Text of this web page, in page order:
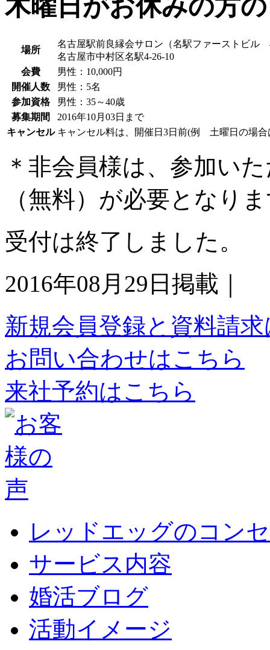
木曜日がお休みの方
場所
名古屋駅前良縁会サロン（名駅ファーストビル
名古屋市中村区名駅4-26-10
会費
男性 ：10,000円
開催人数
男性 ：5名
参加資格
男性 ：35～40歳
募集期間
2016年10月03日まで
キャンセル キャンセル料は、開催日3日前(例 土曜日の場
＊非会員様は、参加い
（無料）が必要となり
受付は終了しました。
2016年08月29日掲載｜
新規会員登録と資料請
お問い合わせはこちら
来社予約はこちら
レッドエッグのコン
サービス内容
婚活ブログ
活動イメージ